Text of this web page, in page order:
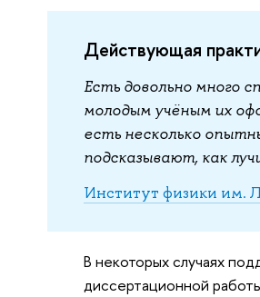
Действующая
Есть довольно много
молодым учёным их
есть несколько
подсказывают, как
Институт физики им.
В некоторых случаях
диссертационной